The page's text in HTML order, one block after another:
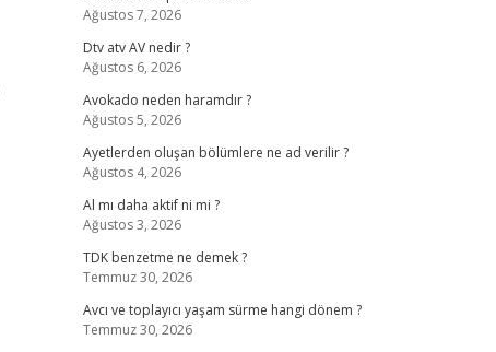
Ağustos 7, 2026
Dtv atv AV nedir ?
Ağustos 6, 2026
Avokado neden haramdır ?
Ağustos 5, 2026
Ayetlerden oluşan bölümlere ne ad verilir ?
Ağustos 4, 2026
Al mı daha aktif ni mi ?
Ağustos 3, 2026
TDK benzetme ne demek ?
Temmuz 30, 2026
Avcı ve toplayıcı yaşam sürme hangi dönem ?
Temmuz 30, 2026